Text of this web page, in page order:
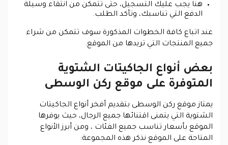
هنا يجب عليك التسجيل، حتى تتمكن من انتقاء وسيلة
الدفع التي تناسبك، وتأكد الطلب.
عند اتباع كافة الخطوات المذكورة سوف تتمكن من شراء
جميع المنتجات التي تريدها من الموقع.
بعض أنواع الجاكيتات الشتوية
المتوفرة على موقع ركن الوسطى
يمتاز موقع ركن الوسطى بتقديم أفخر أنواع الجاكيتات
الشتوية التي يتمنى اقتنائها جميع الرجال، حيث يوفرها
الموقع بأسعار تناسب جميع الفئات ، ومن أبرز الأنواع
المتاحة على الموقع نذكر هذه المجموعة: